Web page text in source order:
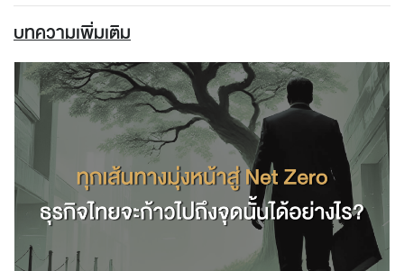
บทความเพิ่มเติม